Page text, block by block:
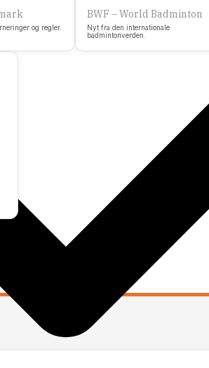
og regler.
BWF – World Badminton
Nyt fra den internationale
badmintonverden.